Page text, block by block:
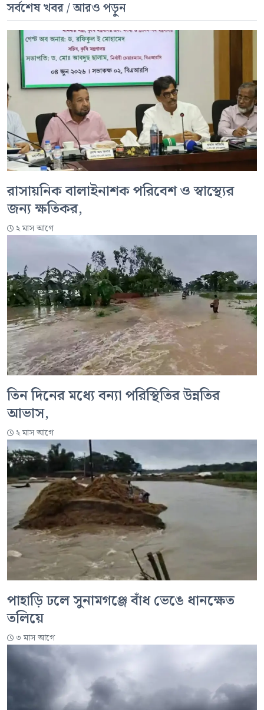
সর্বশেষ খবর / আরও পড়ুন
রাসায়নিক বালাইনাশক পরিবেশ ও স্বাস্থ্যের
জন্য ক্ষতিকর,
২ মাস আগে
তিন দিনের মধ্যে বন্যা পরিস্থিতির উন্নতির
আভাস,
২ মাস আগে
পাহাড়ি ঢলে সুনামগঞ্জে বাঁধ ভেঙে ধানক্ষেত
তলিয়ে
৩ মাস আগে